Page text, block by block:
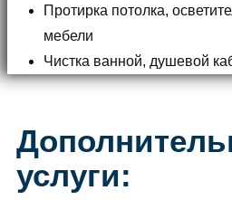
Протирка потолка,
мебели
Чистка ванной, душевой
услуги: